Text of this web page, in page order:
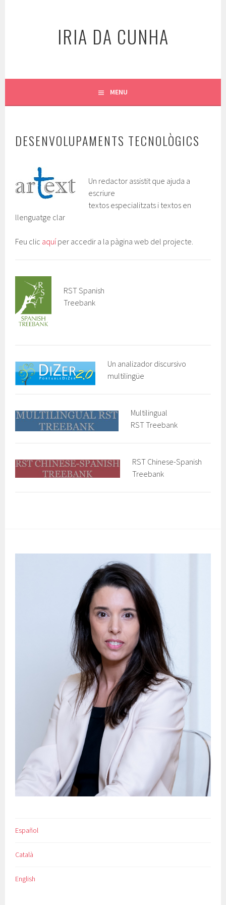
IRIA DA CUNHA
MENU
DESENVOLUPAMENTS TECNOLÒGICS
Un redactor assistit que ajuda a
escriure
textos especialitzats i textos en
llenguatge clar
Feu clic aquí per accedir a la pàgina web del projecte.
RST Spanish
Treebank
Un analizador discursivo
multilingüe
Multilingual
RST Treebank
RST Chinese-Spanish
Treebank
Español
Català
English